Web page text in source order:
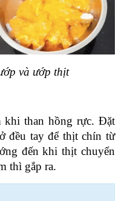
và ướp thịt
khi than hồng rực. Đặt
đều tay để thịt chín từ
đến khi thịt chuyển
thì gắp ra.